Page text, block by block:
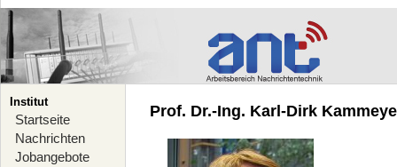
Institut
Startseite
Nachrichten
Jobangebote
Prof. Dr.-Ing. Karl-Dirk